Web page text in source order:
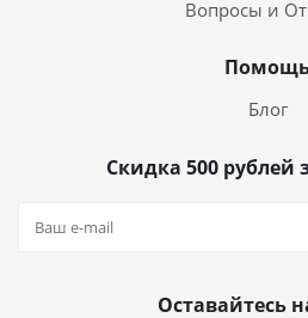
Вопросы и
Блог
Скидка 500 рублей
Оставайтесь